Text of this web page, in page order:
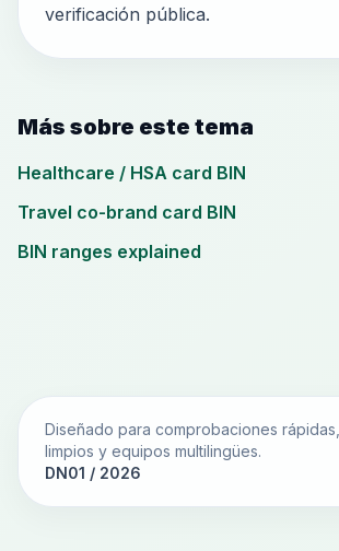
verificación pública.
Más sobre este tema
Healthcare / HSA card BIN
Travel co-brand card BIN
BIN ranges explained
Diseñado para comprobaciones
limpios y equipos multilingües.
DN01 / 2026